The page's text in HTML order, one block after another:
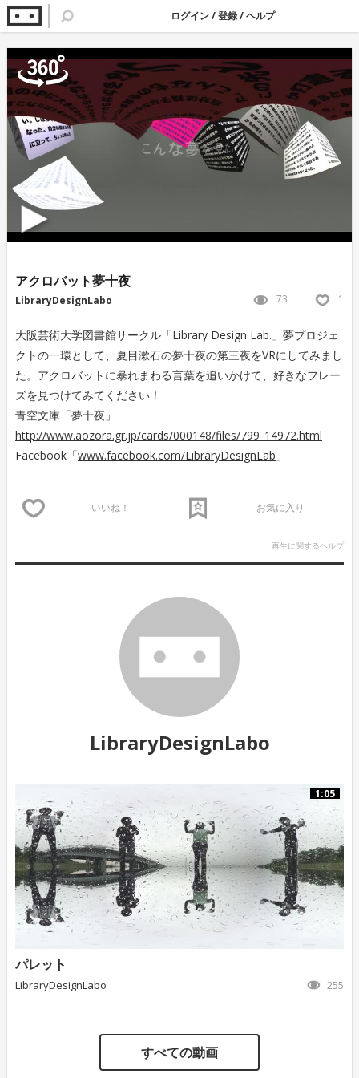
ログイン/登録/ヘルプ
アクロバット夢十夜
LibraryDesignLabo 73 1
大阪芸術大学図書館サークル「Library Design Lab.」夢プロジェ
クトの一環として、夏目漱石の夢十夜の第三夜をVRにしてみまし
た。アクロバットに暴れまわる言葉を追いかけて、好きなフレー
ズを見つけてみてください！
青空文庫「夢十夜」
http://www.aozora.gr.jp/cards/000148/files/799_14972.html
Facebook「www.facebook.com/LibraryDesignLab 」
いいね！ お気に入り
再生に関するヘルプ
LibraryDesignLabo
1:05
パレット
LibraryDesignLabo 255
すべての動画